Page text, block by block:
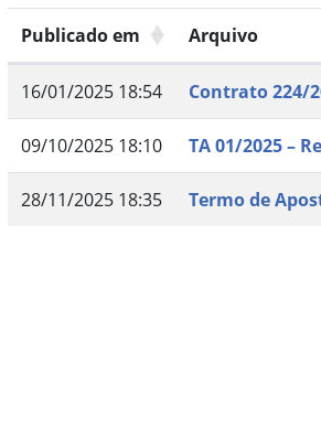
Publicado em Arquivo
16/01/2025 18:54 Contrato 224/
09/10/2025 18:10 TA 01/2025 –
28/11/2025 18:35 Termo de